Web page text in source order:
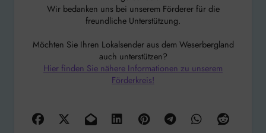
Wir bedanken uns bei unserem Förderer für die
freundliche Unterstützung.
Möchten Sie Ihren Lokalsender aus dem Weserbergland
auch unterstützen?
Hier finden Sie nähere Informationen zu unserem
Förderkreis!